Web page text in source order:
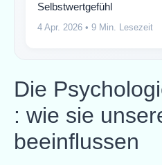
Selbstwertgefühl
4 Apr. 2026 • 9 Min. Lesezeit
Die
: wie sie
beeinflussen